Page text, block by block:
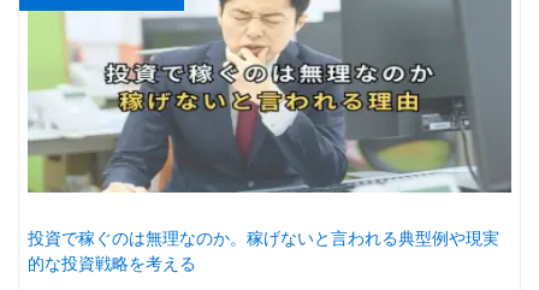
投資で稼ぐのは無理なのか。稼げないと言われる典型例や現実
的な投資戦略を考える